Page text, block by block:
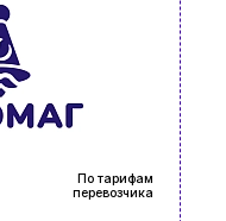
По тарифам
перевозчика